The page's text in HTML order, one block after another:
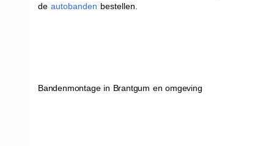
de autobanden bestellen.
Bandenmontage in Brantgum en omgeving